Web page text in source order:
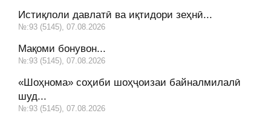
Истиқлоли давлатӣ ва иқтидори зеҳнӣ...
№:93 (5145), 07.08.2026
Мақоми бонувон...
№:93 (5145), 07.08.2026
«Шоҳнома» соҳиби шоҳҷоизаи байналмилалӣ
шуд...
№:93 (5145), 07.08.2026